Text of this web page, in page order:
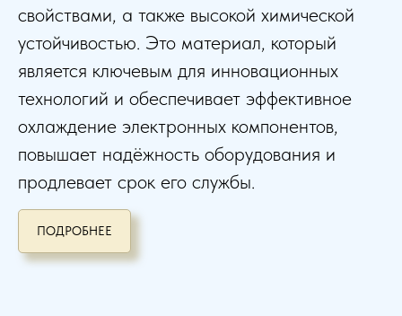
свойствами, а также высокой химической
устойчивостью. Это материал, который
является ключевым для инновационных
технологий и обеспечивает эффективное
охлаждение электронных компонентов,
повышает надёжность оборудования и
продлевает срок его службы.
ПОДРОБНЕЕ